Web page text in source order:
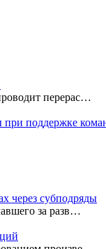
перерас…
при поддержке
через субподряды
за разв…